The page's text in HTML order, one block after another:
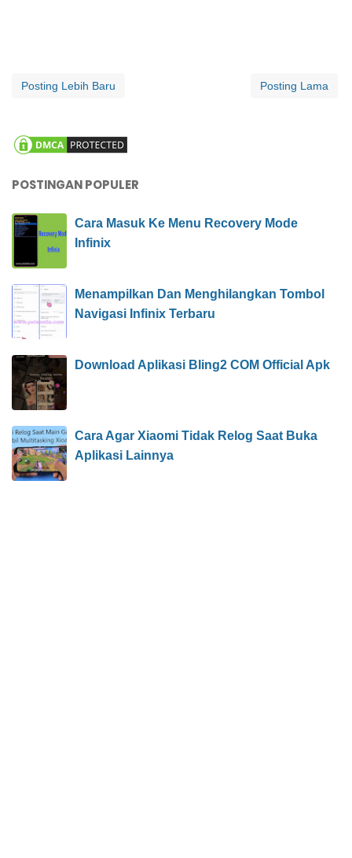
Posting Lebih Baru Posting Lama
POSTINGAN POPULER
Cara Masuk Ke Menu Recovery Mode
Infinix
Menampilkan Dan Menghilangkan Tombol
Navigasi Infinix Terbaru
Download Aplikasi Bling2 COM Official Apk
Cara Agar Xiaomi Tidak Relog Saat Buka
Aplikasi Lainnya